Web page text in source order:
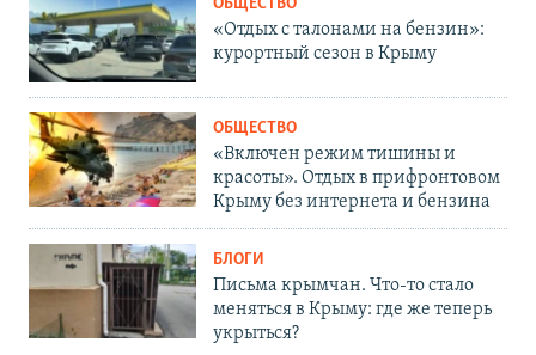
ОБЩЕСТВО
«Отдых с талонами на бензин»:
курортный сезон в Крыму
ОБЩЕСТВО
«Включен режим тишины и
красоты». Отдых в прифронтовом
Крыму без интернета и бензина
БЛОГИ
Письма крымчан. Что-то стало
меняться в Крыму: где же теперь
укрыться?